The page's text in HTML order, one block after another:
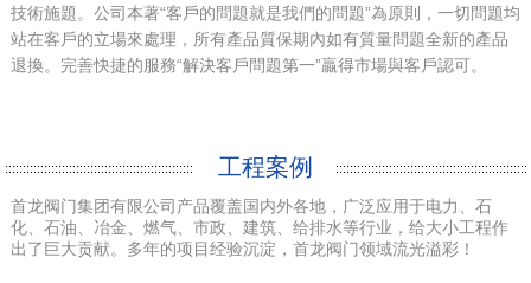
技術施題。公司本著“客戶的問題就是我們的問題”為原則，一切問題均
站在客戶的立場來處理，所有產品質保期內如有質量問題全新的產品
退換。完善快捷的服務“解決客戶問題第一”贏得市場與客戶認可。
工程案例
首龙阀门集团有限公司产品覆盖国内外各地，广泛应用于电力、石
化、石油、冶金、燃气、市政、建筑、给排水等行业，给大小工程作
出了巨大贡献。多年的项目经验沉淀，首龙阀门领域流光溢彩！